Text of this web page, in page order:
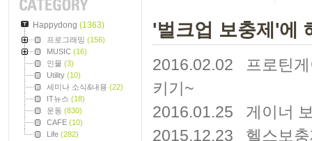
Happydong (1363)
프로그래밍 (156)
MUSIC (16)
인물 (3)
Utility (10)
세미나 소식&내용 (22)
IT뉴스 (18)
운동 (830)
CAFE (10)
Life (282)
'벌크업 보충제'에
2016.02.02
프로틴
키기~
2016.01.25
게이너
2015.12.23
헬스보